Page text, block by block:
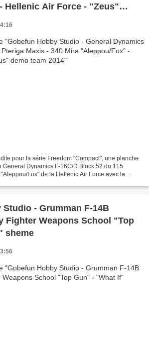
Hellenic Air Force - "Zeus"
pour la série Freedom "Compact", une planche
Dynamics F-16C/D Block 52 du 115
Fox" de la Hellenic Air Force avec la
- Grumman F-14B
Fighter Weapons School "Top
sheme